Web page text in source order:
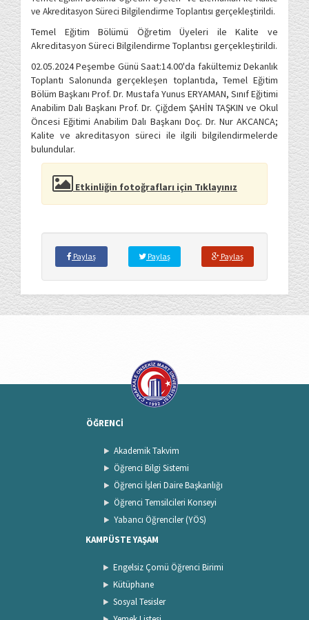
ve Akreditasyon Süreci Bilgilendirme Toplantısı gerçekleştirildi.
Temel Eğitim Bölümü Öğretim Üyeleri ile Kalite ve
Akreditasyon Süreci Bilgilendirme Toplantısı gerçekleştirildi.
02.05.2024 Peşembe Günü Saat:14.00'da fakültemiz Dekanlık
Toplantı Salonunda gerçekleşen toplantıda, Temel Eğitim
Bölüm Başkanı Prof. Dr. Mustafa Yunus ERYAMAN, Sınıf Eğitimi
Anabilim Dalı Başkanı Prof. Dr. Çiğdem ŞAHİN TAŞKIN ve Okul
Öncesi Eğitimi Anabilim Dalı Başkanı Doç. Dr. Nur AKCANCA;
Kalite ve akreditasyon süreci ile ilgili bilgilendirmelerde
bulundular.
Etkinliğin fotoğrafları için Tıklayınız
Paylaş Paylaş Paylaş
ÖĞRENCİ
Akademik Takvim
Öğrenci Bilgi Sistemi
Öğrenci İşleri Daire Başkanlığı
Öğrenci Temsilcileri Konseyi
Yabancı Öğrenciler (YÖS)
KAMPÜSTE YAŞAM
Engelsiz Çomü Öğrenci Birimi
Kütüphane
Sosyal Tesisler